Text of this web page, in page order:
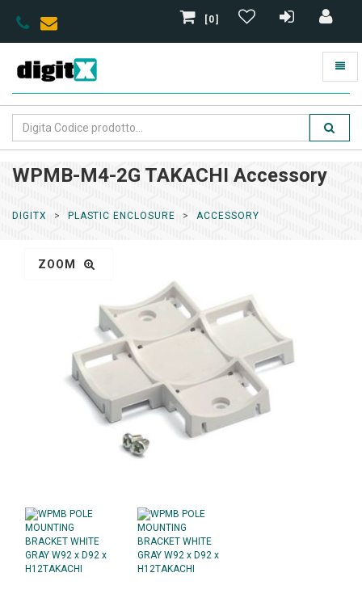
[0]
WPMB-M4-2G TAKACHI Accessory
DIGITX PLASTIC ENCLOSURE ACCESSORY
ZOOM